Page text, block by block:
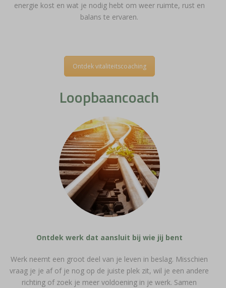
energie kost en wat je nodig hebt om weer ruimte, rust en
balans te ervaren.
Ontdek vitaliteitscoaching
Loopbaancoach
Ontdek werk dat aansluit bij wie jij bent
Werk neemt een groot deel van je leven in beslag. Misschien
vraag je je af of je nog op de juiste plek zit, wil je een andere
richting of zoek je meer voldoening in je werk. Samen